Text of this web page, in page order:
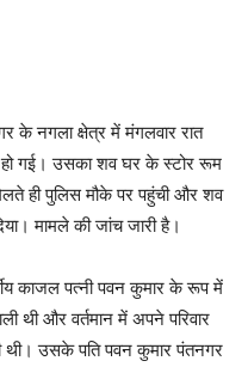
नगला क्षेत्र में मंगलवार रात
हो गई। उसका शव घर के स्टोर रूम
ही पुलिस मौके पर पहुंची और शव
मामले की जांच जारी है।
काजल पत्नी पवन कुमार के रूप में
थी और वर्तमान में अपने परिवार
थी। उसके पति पवन कुमार पंतनगर